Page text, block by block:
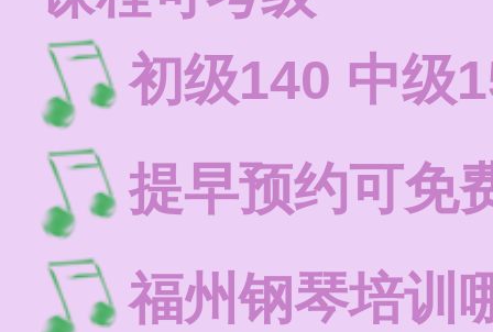
初级140 中级
提早预约可免
福州钢琴培训